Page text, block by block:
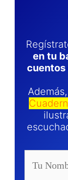
en tu
cuentos